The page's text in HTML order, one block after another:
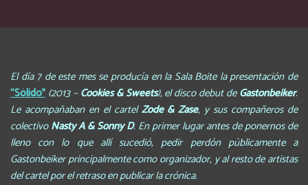
El día 7 de este mes se producía en la Sala Boite la presentación de
“Sólido” (2013 – Cookies & Sweets), el disco debut deGastonbeiker.
Le acompañaban en el cartelZode & Zase, y sus compañeros de
colectivoNasty A & Sonny D. En primer lugar antes de ponernos de
lleno con lo que allí sucedió, pedir perdón públicamente a
Gastonbeiker principalmente como organizador, y al resto de artistas
del cartel por el retraso en publicar la crónica.